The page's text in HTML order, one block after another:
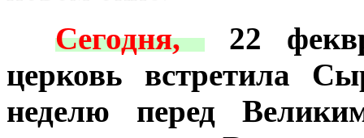
Сегодня, 22
церковь встретила
неделю перед